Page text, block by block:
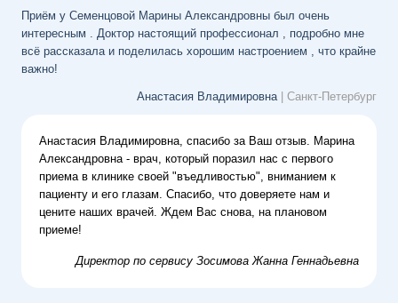
Приём у Семенцовой Марины Александровны был очень
интересным . Доктор настоящий профессионал , подробно мне
всё рассказала и поделилась хорошим настроением , что крайне
важно!
Анастасия Владимировна | Санкт-Петербург
Анастасия Владимировна, спасибо за Ваш отзыв. Марина
Александровна - врач, который поразил нас с первого
приема в клинике своей "въедливостью", вниманием к
пациенту и его глазам. Спасибо, что доверяете нам и
цените наших врачей. Ждем Вас снова, на плановом
приеме!
Директор по сервису Зосимова Жанна Геннадьевна